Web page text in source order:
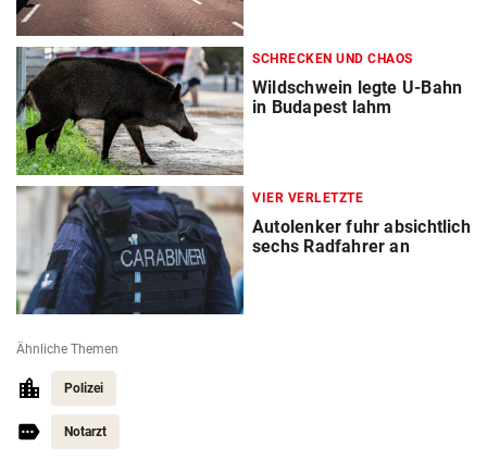
SCHRECKEN UND CHAOS
Wildschwein legte U-Bahn
in Budapest lahm
VIER VERLETZTE
Autolenker fuhr absichtlich
sechs Radfahrer an
Ähnliche Themen
Polizei
Notarzt